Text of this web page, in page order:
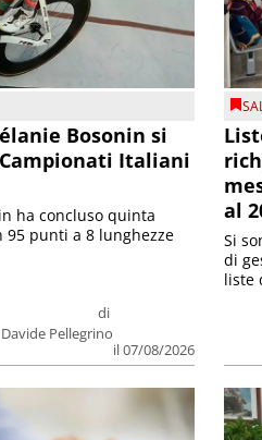
Bosonin si
Italiani
di
Davide Pellegrino
il 07/08/2026
ha concluso quinta
punti a 8 lunghezze
al
Si
di
liste